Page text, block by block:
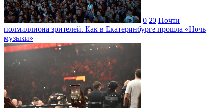
0 20 Почти
полмиллиона зрителей. Как в Екатеринбурге прошла «Ночь
музыки»